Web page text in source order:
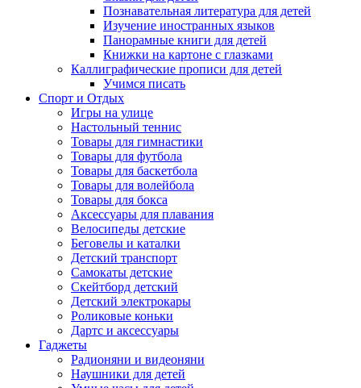
Познавательная литература для детей
Изучение иностранных языков
Панорамные книги для детей
Книжки на картоне с глазками
Каллиграфические прописи для детей
Учимся писать
Спорт и Отдых
Игры на улице
Настольный теннис
Товары для гимнастики
Товары для футбола
Товары для баскетбола
Товары для волейбола
Товары для бокса
Аксессуары для плавания
Велосипеды детские
Беговелы и каталки
Детский транспорт
Самокаты детские
Скейтборд детский
Детский электрокары
Роликовые коньки
Дартс и аксессуары
Гаджеты
Радионяни и видеоняни
Наушники для детей